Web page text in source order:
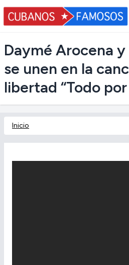
Daymé Arocena y
se unen en la
libertad “Todo
Inicio